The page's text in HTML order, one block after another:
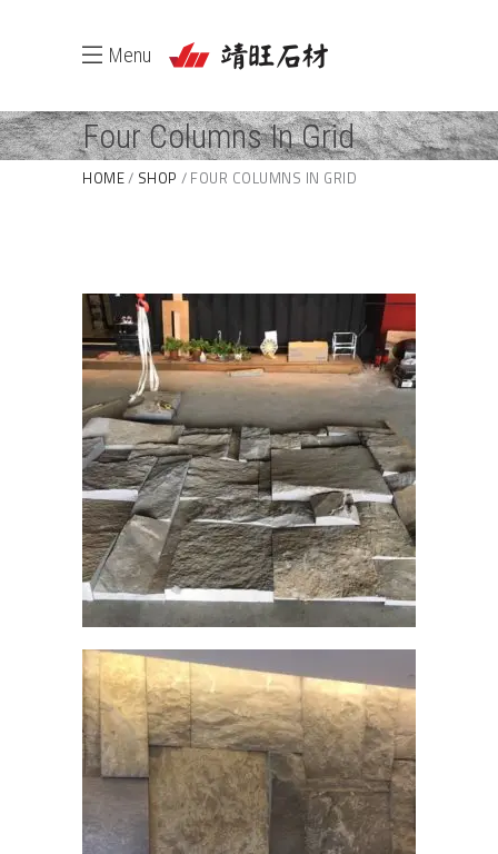
Menu
Four Columns In Grid
HOME SHOP FOUR COLUMNS IN GRID
2017/06/06-觀音山石皮
石皮
查看內容
2017/12/19-觀音山石皮~TV牆
石皮